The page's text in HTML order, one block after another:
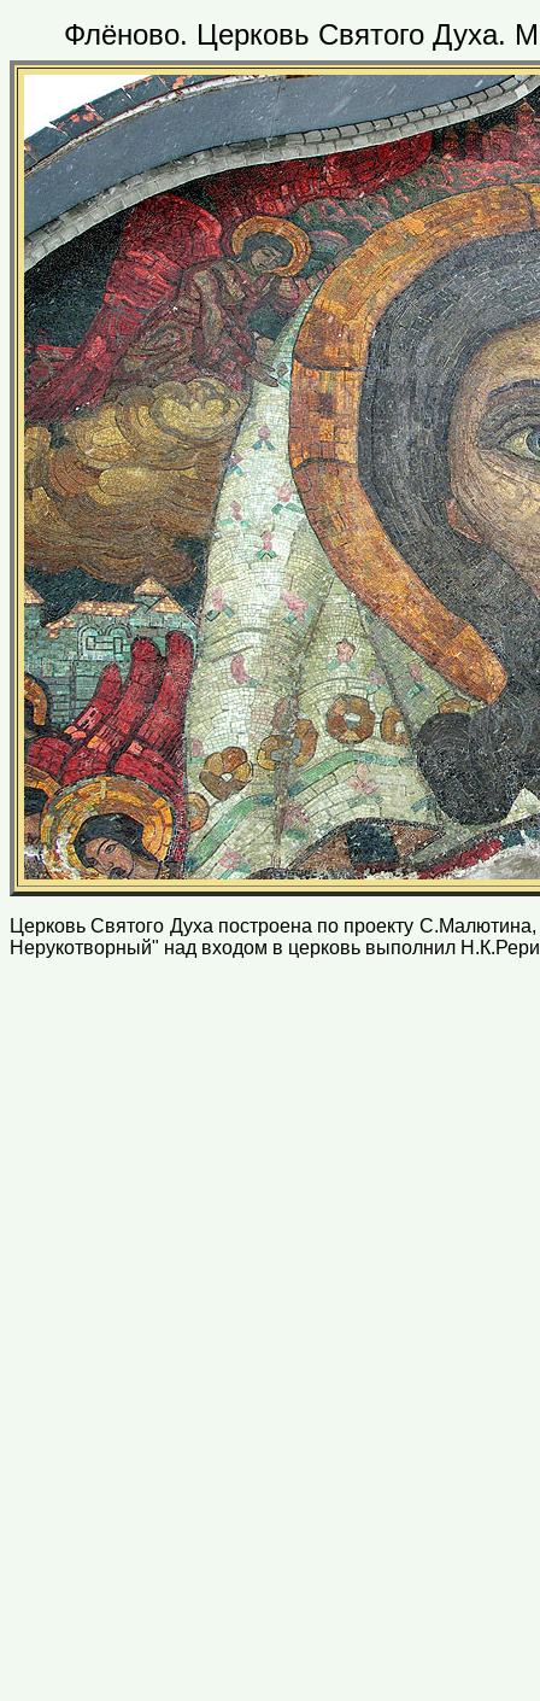
Флёново. Церковь Святого Духа.
Церковь Святого Духа построена по проекту
Нерукотворный" над входом в церковь выполнил